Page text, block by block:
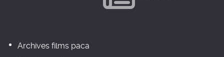
Archives films paca